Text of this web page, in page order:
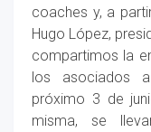
coaches y, a
Hugo López,
compartimos la
los asociados
próximo 3 de
misma, se